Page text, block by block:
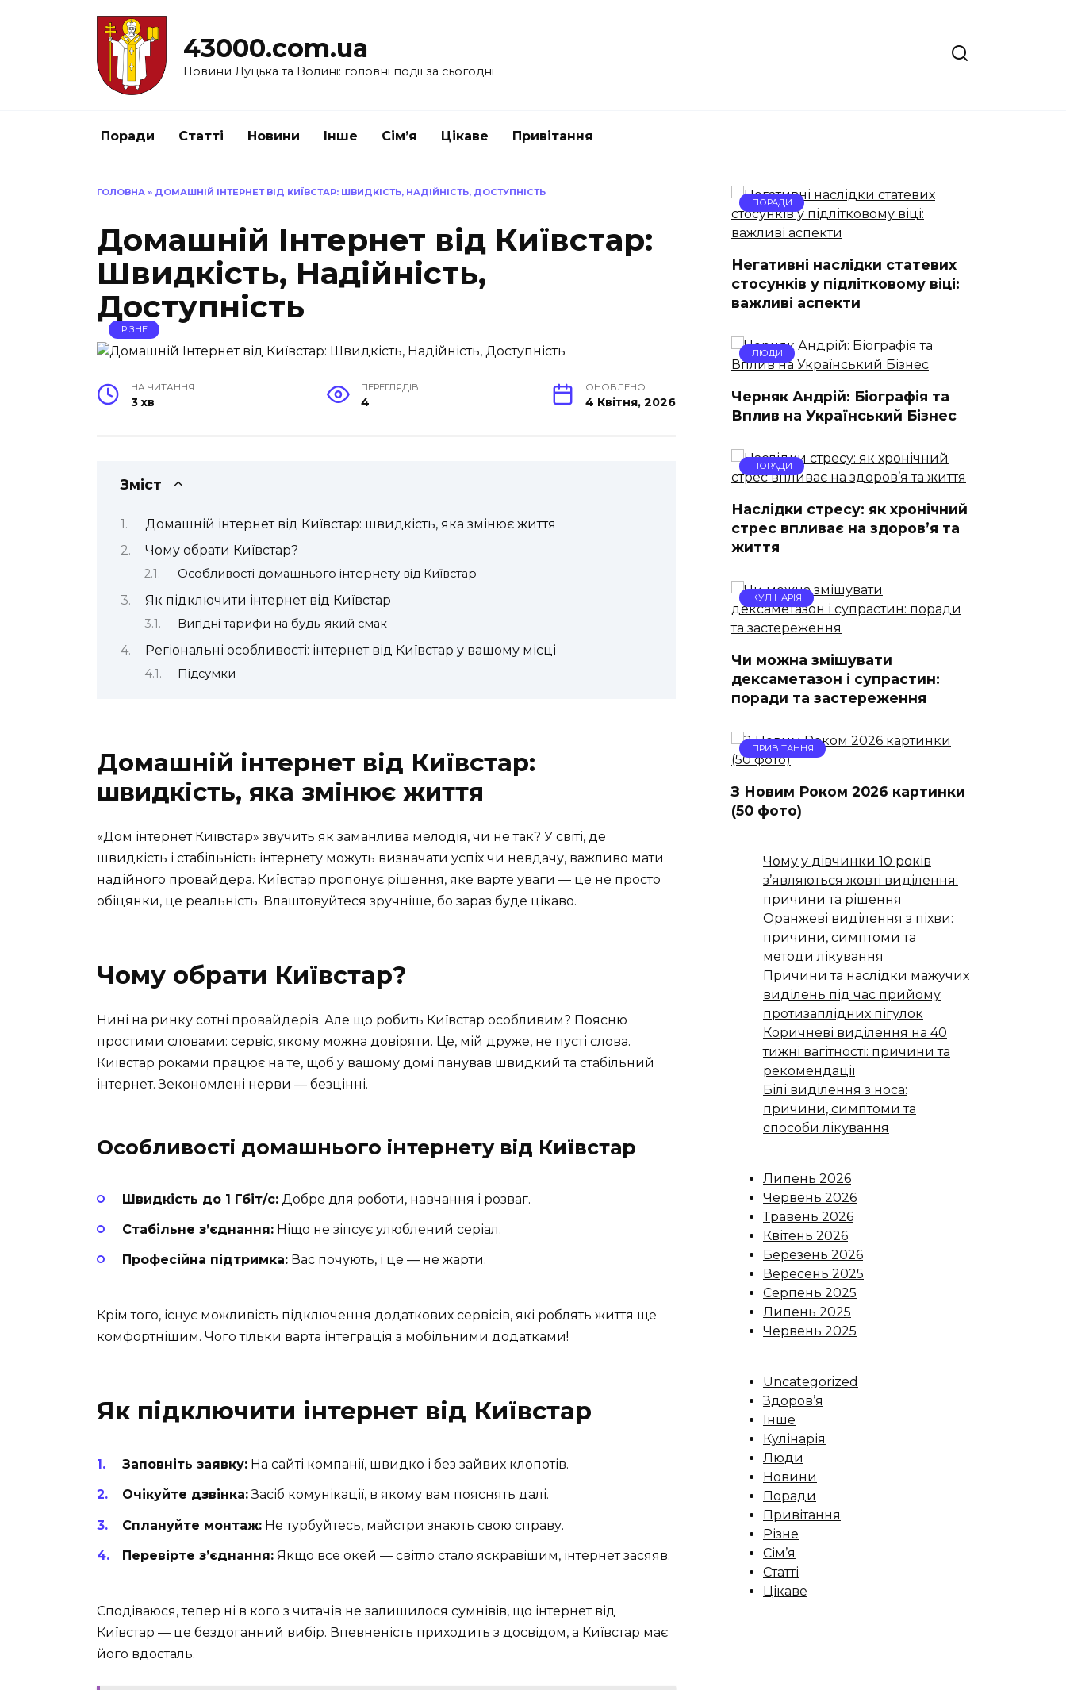
43000.com.ua
Новини Луцька та Волині: головні події за сьогодні
Поради Статті Новини Інше Сім’я Цікаве Привітання
ГОЛОВНА » ДОМАШНІЙ ІНТЕРНЕТ ВІД КИЇВСТАР: ШВИДКІСТЬ, НАДІЙНІСТЬ, ДОСТУПНІСТЬ
Домашній Інтернет від Київстар:
Швидкість, Надійність,
Доступність
РІЗНЕ
НА ЧИТАННЯ
3 хв
ПЕРЕГЛЯДІВ
4
ОНОВЛЕНО
4 Квітня, 2026
Зміст
Домашній інтернет від Київстар: швидкість, яка змінює життя
Чому обрати Київстар?
Особливості домашнього інтернету від Київстар
Як підключити інтернет від Київстар
Вигідні тарифи на будь-який смак
Регіональні особливості: інтернет від Київстар у вашому місці
Підсумки
Домашній інтернет від Київстар:
швидкість, яка змінює життя
«Дом інтернет Київстар» звучить як заманлива мелодія, чи не так? У світі, де
швидкість і стабільність інтернету можуть визначати успіх чи невдачу, важливо мати
надійного провайдера. Київстар пропонує рішення, яке варте уваги — це не просто
обіцянки, це реальність. Влаштовуйтеся зручніше, бо зараз буде цікаво.
Чому обрати Київстар?
Нині на ринку сотні провайдерів. Але що робить Київстар особливим? Поясню
простими словами: сервіс, якому можна довіряти. Це, мій друже, не пусті слова.
Київстар роками працює на те, щоб у вашому домі панував швидкий та стабільний
інтернет. Зекономлені нерви — безцінні.
Особливості домашнього інтернету від Київстар
Швидкість до 1 Гбіт/с: Добре для роботи, навчання і розваг.
Стабільне з’єднання: Ніщо не зіпсує улюблений серіал.
Професійна підтримка: Вас почують, і це — не жарти.
Крім того, існує можливість підключення додаткових сервісів, які роблять життя ще
комфортнішим. Чого тільки варта інтеграція з мобільними додатками!
Як підключити інтернет від Київстар
Заповніть заявку: На сайті компанії, швидко і без зайвих клопотів.
Очікуйте дзвінка:Засіб комунікації, в якому вам пояснять далі.
Сплануйте монтаж: Не турбуйтесь, майстри знають свою справу.
Перевірте з’єднання: Якщо все окей — світло стало яскравішим, інтернет засяяв.
Сподіваюся, тепер ні в кого з читачів не залишилося сумнівів, що інтернет від
Київстар — це бездоганний вибір. Впевненість приходить з досвідом, а Київстар має
його вдосталь.
ПОРАДИ
Негативні наслідки статевих
стосунків у підлітковому віці:
важливі аспекти
ЛЮДИ
Черняк Андрій: Біографія та
Вплив на Український Бізнес
ПОРАДИ
Наслідки стресу: як хронічний
стрес впливає на здоров’я та
життя
КУЛІНАРІЯ
Чи можна змішувати
дексаметазон і супрастин:
поради та застереження
ПРИВІТАННЯ
З Новим Роком 2026 картинки
(50 фото)
Чому у дівчинки 10 років
з’являються жовті виділення:
причини та рішення
Оранжеві виділення з піхви:
причини, симптоми та
методи лікування
Причини та наслідки мажучих
виділень під час прийому
протизаплідних пігулок
Коричневі виділення на 40
тижні вагітності: причини та
рекомендації
Білі виділення з носа:
причини, симптоми та
способи лікування
Липень 2026
Червень 2026
Травень 2026
Квітень 2026
Березень 2026
Вересень 2025
Серпень 2025
Липень 2025
Червень 2025
Uncategorized
Здоров’я
Інше
Кулінарія
Люди
Новини
Поради
Привітання
Різне
Сім’я
Статті
Цікаве